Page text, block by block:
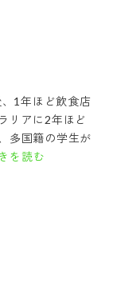
1年ほど飲食店
リアに2年ほど
多国籍の学生が
を読む